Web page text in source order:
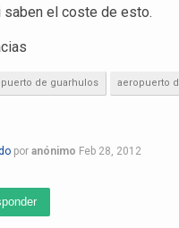
el coste de esto.
de guarhulos aeropuerto
por anónimo Feb 28, 2012